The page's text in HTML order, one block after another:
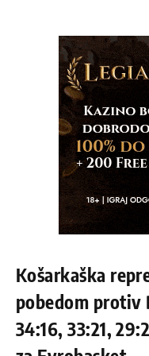
Košarkaška
pobedom protiv
34:16, 33:21,